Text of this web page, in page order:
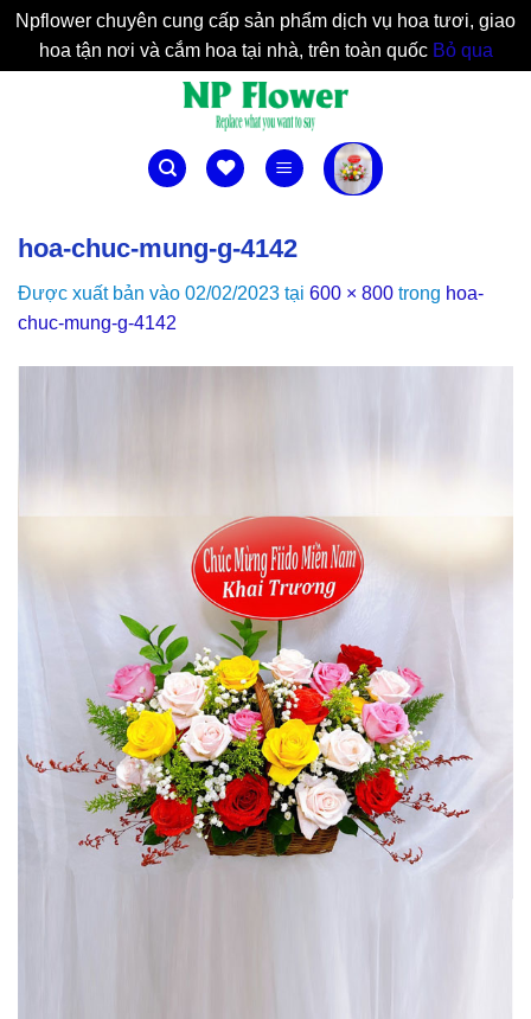
Npflower chuyên cung cấp sản phẩm dịch vụ hoa tươi, giao
hoa tận nơi và cắm hoa tại nhà, trên toàn quốc Bỏ qua
hoa-chuc-mung-g-4142
Được xuất bản vào 02/02/2023 tại 600 × 800 trong hoa-
chuc-mung-g-4142